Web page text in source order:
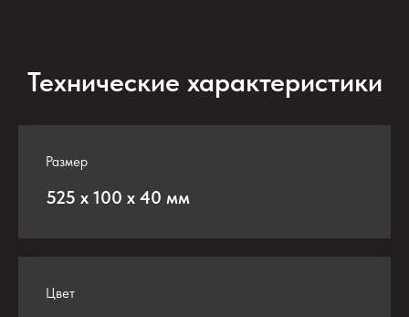
Технические характеристики
Размер
525 х 100 х 40 мм
Цвет